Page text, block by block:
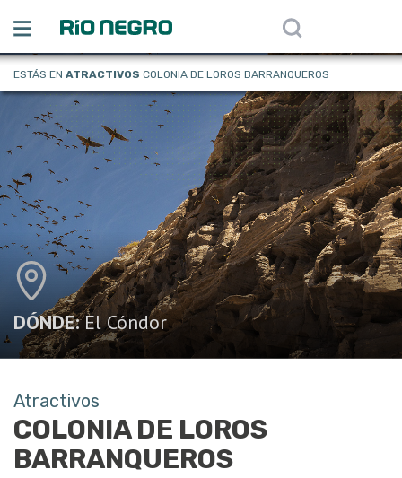
ESTÁS EN ATRACTIVOS COLONIA DE LOROS BARRANQUEROS
DÓNDE: El Cóndor
Atractivos
COLONIA DE LOROS
BARRANQUEROS